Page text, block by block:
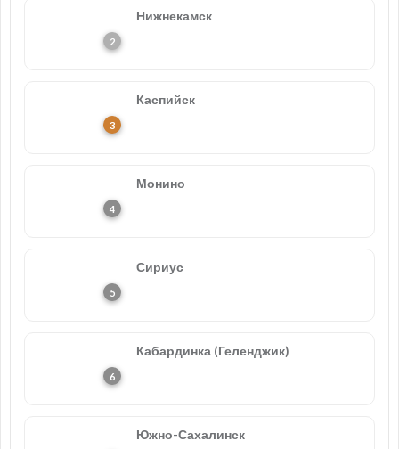
Нижнекамск
Каспийск
Монино
Сириус
Кабардинка (Геленджик)
Южно-Сахалинск